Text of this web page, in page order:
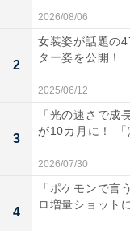
2026/08/06
2
女装姿が話題の
ター姿を公開！
2025/06/12
3
「光の速さで成
が10カ月に！
2026/07/30
4
「ポケモンで言
ロ増量ショット